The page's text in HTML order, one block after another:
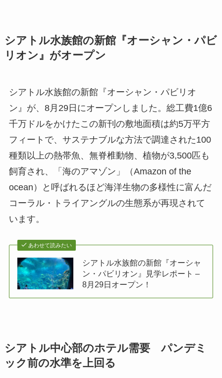
シアトル水族館の新館『オーシャン・パビ
リオン』がオープン
シアトル水族館の新館『オーシャン・パビリオ
ン』が、8月29日にオープンしました。総工費1億6
千万ドルをかけたこの新刊の敷地面積は約5万平方
フィートで、サステナブルな方法で調達された100
種類以上の熱帯魚、無脊椎動物、植物が3,500匹も
飼育され、「海のアマゾン」（Amazon of the
ocean）と呼ばれるほど海洋生物の多様性に富んだ
コーラル・トライアングルの生態系が再現されて
います。
あわせて読みたい
シアトル水族館の新館『オーシャ
ン・パビリオン』見学レポート –
8月29日オープン！
シアトル中心部のホテル需要 パンデミ
ック前の水準を上回る